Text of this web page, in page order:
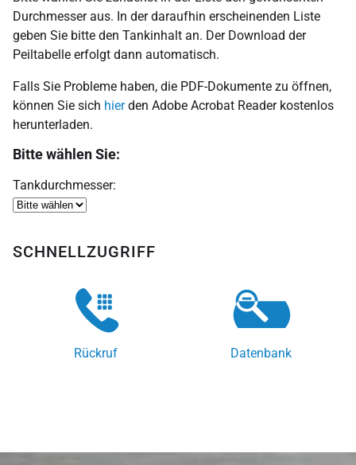
Durchmesser aus. In der daraufhin erscheinenden Liste
geben Sie bitte den Tankinhalt an. Der Download der
Peiltabelle erfolgt dann automatisch.
Falls Sie Probleme haben, die PDF-Dokumente zu öffnen,
können Sie sich hierden Adobe Acrobat Reader kostenlos
herunterladen.
Bitte wählen Sie:
Tankdurchmesser:
SCHNELLZUGRIFF
Rückruf Datenbank